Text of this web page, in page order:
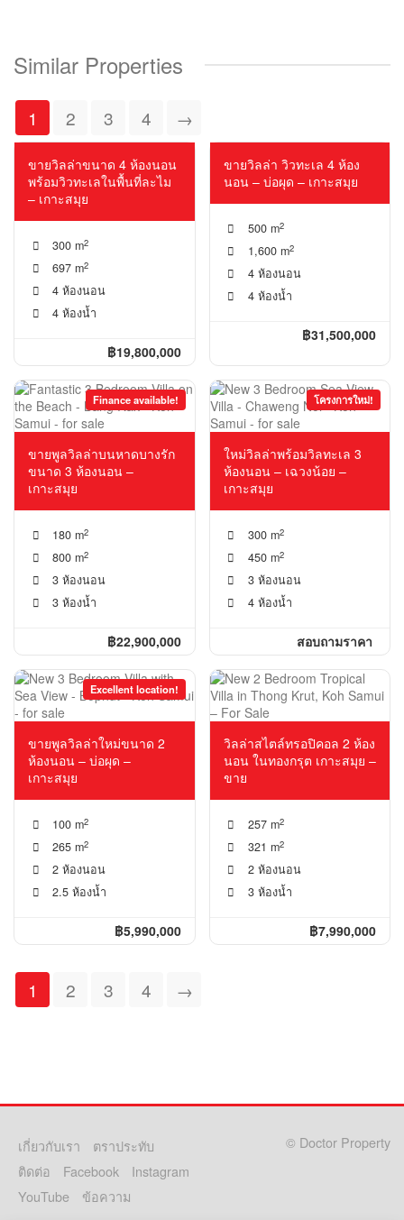
Similar Properties
1 2 3 4 →
แบ่งได้เป็น 2 อพาร์ทเม้น!
ขายวิลล่าขนาด 4 ห้องนอน
พร้อมวิวทะเลในพื้นที่ละไม
– เกาะสมุย
300 m2
697 m2
4 ห้องนอน
4 ห้องน้ำ
฿19,800,000
ขายวิลล่า วิวทะเล 4 ห้อง
นอน – บ่อผุด – เกาะสมุย
500 m2
1,600 m2
4 ห้องนอน
4 ห้องน้ำ
฿31,500,000
Finance available!
ขายพูลวิลล่าบนหาดบางรัก
ขนาด 3 ห้องนอน –
เกาะสมุย
180 m2
800 m2
3 ห้องนอน
3 ห้องน้ำ
฿22,900,000
โครงการใหม่!
ใหม่วิลล่าพร้อมวิลทะเล 3
ห้องนอน – เฉวงน้อย –
เกาะสมุย
300 m2
450 m2
3 ห้องนอน
4 ห้องน้ำ
สอบถามราคา
Excellent location!
ขายพูลวิลล่าใหม่ขนาด 2
ห้องนอน – บ่อผุด –
เกาะสมุย
100 m2
265 m2
2 ห้องนอน
2.5 ห้องน้ำ
฿5,990,000
วิลล่าสไตล์ทรอปิคอล 2 ห้อง
นอน ในทองกรุต เกาะสมุย –
ขาย
257 m2
321 m2
2 ห้องนอน
3 ห้องน้ำ
฿7,990,000
1 2 3 4 →
เกี่ยวกับเรา
ตราประทับ
ติดต่อ
Facebook
Instagram
YouTube
ข้อความ
© Doctor Property